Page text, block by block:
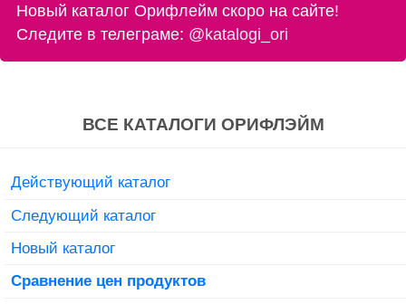
Новый каталог Орифлейм скоро на сайте!
Следите в телеграме: @katalogi_ori
ВСЕ КАТАЛОГИ ОРИФЛЭЙМ
Действующий каталог
Следующий каталог
Новый каталог
Сравнение цен продуктов